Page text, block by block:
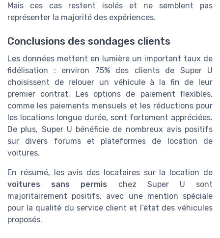
Mais ces cas restent isolés et ne semblent pas
représenter la majorité des expériences.
Conclusions des sondages clients
Les données mettent en lumière un important taux de
fidélisation : environ 75% des clients de Super U
choisissent de relouer un véhicule à la fin de leur
premier contrat. Les options de paiement flexibles,
comme les paiements mensuels et les réductions pour
les locations longue durée, sont fortement appréciées.
De plus, Super U bénéficie de nombreux avis positifs
sur divers forums et plateformes de location de
voitures.
En résumé, les avis des locataires sur la location de
voitures sans permis chez Super U sont
majoritairement positifs, avec une mention spéciale
pour la qualité du service client et l’état des véhicules
proposés.